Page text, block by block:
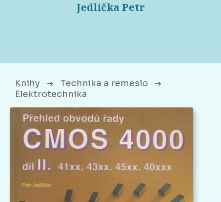
Jedlička Petr
Knihy ➔ Technika a remeslo ➔
Elektrotechnika